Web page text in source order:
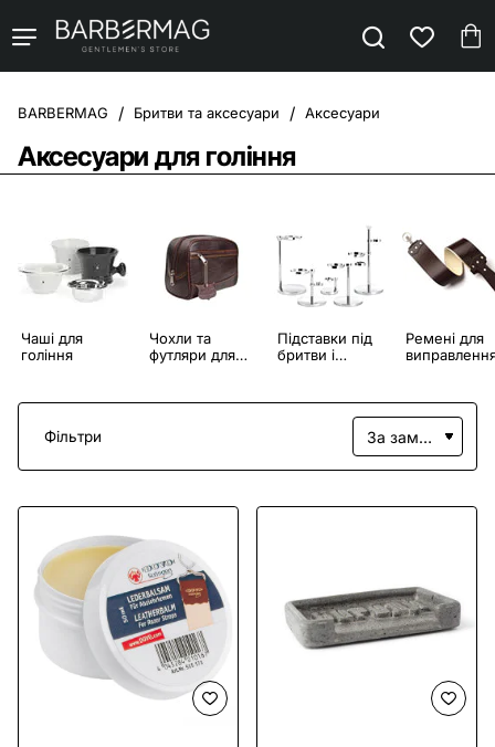
Аксесуари для гоління
Бритви та аксесуари Аксесуари
Чаші для
гоління
Чохли та
футляри для
Підставки під
бритви і
Ремені для
Фільтри